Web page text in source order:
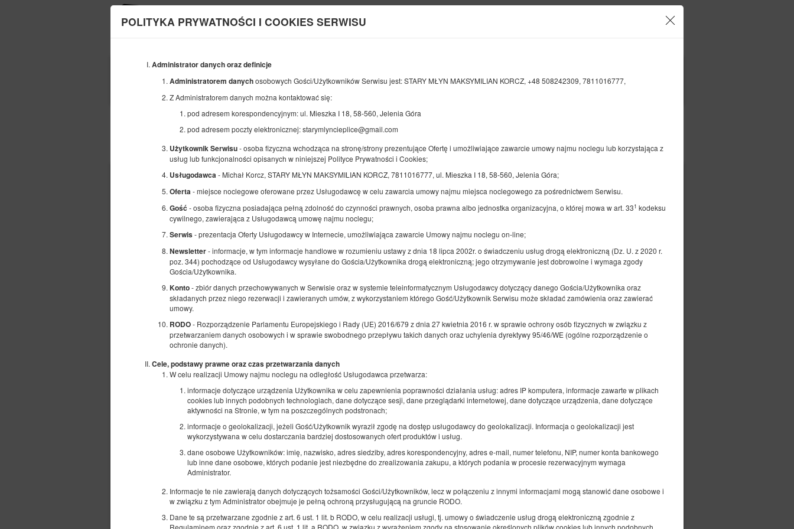
POLITYKA PRYWATNOŚCI I COOKIES SERWISU
Administrator danych oraz definicje
Administratorem danychosobowych Gości/Użytkowników Serwisu jest: STARY MŁYN MAKSYMILIAN KORCZ, +48 508242309, 7811016777,
Z Administratorem danych można kontaktować się:
pod adresem korespondencyjnym: ul. Mieszka I 18, 58-560, Jelenia Góra
pod adresem poczty elektronicznej: starymlyncieplice@gmail.com
Użytkownik Serwisu- osoba fizyczna wchodząca na stronę/strony prezentujące Ofertę i umożliwiające zawarcie umowy najmu noclegu lub korzystająca z
usług lub funkcjonalności opisanych w niniejszej Polityce Prywatności i Cookies;
Usługodawca - Michał Korcz, STARY MŁYN MAKSYMILIAN KORCZ, 7811016777, ul. Mieszka I 18, 58-560, Jelenia Góra;
Oferta - miejsce noclegowe oferowane przez Usługodawcę w celu zawarcia umowy najmu miejsca noclegowego za pośrednictwem Serwisu.
Gość - osoba fizyczna posiadająca pełną zdolność do czynności prawnych, osoba prawna albo jednostka organizacyjna, o której mowa w art. 331 kodeksu
cywilnego, zawierająca z Usługodawcą umowę najmu noclegu;
Serwis - prezentacja Oferty Usługodawcy w Internecie, umożliwiająca zawarcie Umowy najmu noclegu on-line;
Newsletter- informacje, w tym informacje handlowe w rozumieniu ustawy z dnia 18 lipca 2002r. o świadczeniu usług drogą elektroniczną (Dz. U. z 2020 r.
poz. 344) pochodzące od Usługodawcy wysyłane do Gościa/Użytkownika drogą elektroniczną; jego otrzymywanie jest dobrowolne i wymaga zgody
Gościa/Użytkownika.
Konto- zbiór danych przechowywanych w Serwisie oraz w systemie teleinformatycznym Usługodawcy dotyczący danego Gościa/Użytkownika oraz
składanych przez niego rezerwacji i zawieranych umów, z wykorzystaniem którego Gość/Użytkownik Serwisu może składać zamówienia oraz zawierać
umowy.
RODO- Rozporządzenie Parlamentu Europejskiego i Rady (UE) 2016/679 z dnia 27 kwietnia 2016 r. w sprawie ochrony osób fizycznych w związku z
przetwarzaniem danych osobowych i w sprawie swobodnego przepływu takich danych oraz uchylenia dyrektywy 95/46/WE (ogólne rozporządzenie o
ochronie danych).
Cele, podstawy prawne oraz czas przetwarzania danych
W celu realizacji Umowy najmu noclegu na odległość Usługodawca przetwarza:
informacje dotyczące urządzenia Użytkownika w celu zapewnienia poprawności działania usług: adres IP komputera, informacje zawarte w plikach
cookies lub innych podobnych technologiach, dane dotyczące sesji, dane przeglądarki internetowej, dane dotyczące urządzenia, dane dotyczące
aktywności na Stronie, w tym na poszczególnych podstronach;
informacje o geolokalizacji, jeżeli Gość/Użytkownik wyraził zgodę na dostęp usługodawcy do geolokalizacji. Informacja o geolokalizacji jest
wykorzystywana w celu dostarczania bardziej dostosowanych ofert produktów i usług.
dane osobowe Użytkowników: imię, nazwisko, adres siedziby, adres korespondencyjny, adres e-mail, numer telefonu, NIP, numer konta bankowego
lub inne dane osobowe, których podanie jest niezbędne do zrealizowania zakupu, a których podania w procesie rezerwacyjnym wymaga
Administrator.
Informacje te nie zawierają danych dotyczących tożsamości Gości/Użytkowników, lecz w połączeniu z innymi informacjami mogą stanowić dane osobowe i
w związku z tym Administrator obejmuje je pełną ochroną przysługującą na gruncie RODO.
Dane te są przetwarzane zgodnie z art. 6 ust. 1 lit. b RODO, w celu realizacji usługi, tj. umowy o świadczenie usług drogą elektroniczną zgodnie z
Regulaminem oraz zgodnie z art. 6 ust. 1 lit. a RODO, w związku z wyrażeniem zgody na stosowanie określonych plików cookies lub innych podobnych
POCZĄTEK
SIERPNIA
KONIEC
15
SIERPNIA
2 FILTRY
Wybierz ofertę Doprecyzuj rezerwację Potwierdź rezerwację Opłać
(03) Pokój 2-osobowy w
zabytkowym Starym
Dostępna liczba: 1
2 osoby
pow. 20,00 m2
1 sypialnia
Opłata uzdrowiskowa Opłata uzdrowiskowa od dzieci do lat 12
486,40 zł
2 osoby / 2 noce